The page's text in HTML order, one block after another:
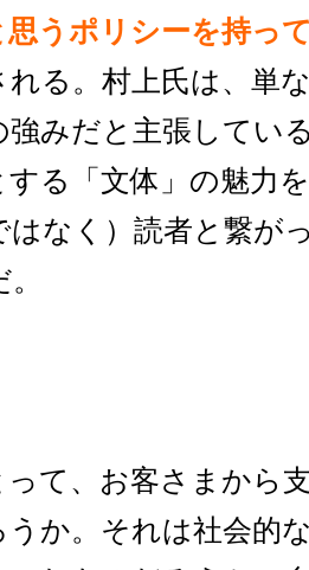
思うポリシーを持っ
れる。村上氏は、単
強みだと主張してい
る「文体」の魅力
はなく）読者と繋が
って、お客さまから
か。それは社会的